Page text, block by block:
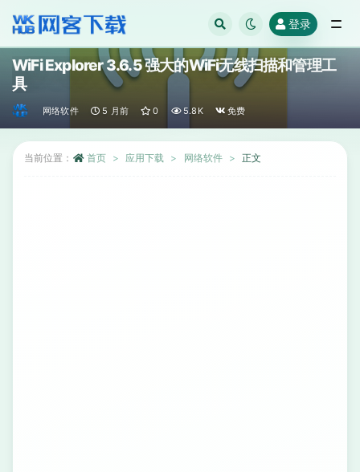
登录
WiFi Explorer 3.6.5 强大的WiFi无线扫描和管理工
具
网络软件 5 月前 0 5.8K 免费
当前位置： 首页 应用下载 网络软件 正文
全部